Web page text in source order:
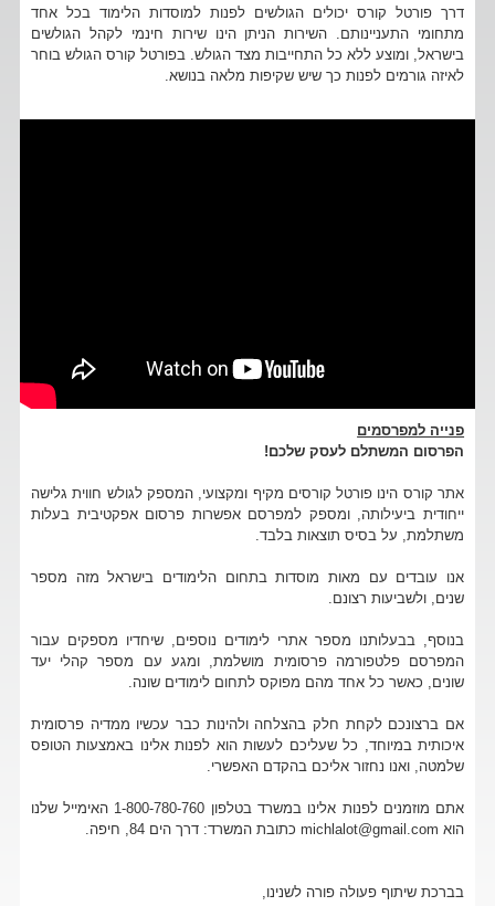
דרך פורטל קורס יכולים הגולשים לפנות למוסדות הלימוד בכל אחד
מתחומי התעניינותם. השירות הניתן הינו שירות חינמי לקהל הגולשים
בישראל, ומוצע ללא כל התחייבות מצד הגולש. בפורטל קורס הגולש בוחר
לאיזה גורמים לפנות כך שיש שקיפות מלאה בנושא.
פנייה למפרסמים
הפרסום המשתלם לעסק שלכם!
אתר קורס הינו פורטל קורסים מקיף ומקצועי, המספק לגולש חווית גלישה
ייחודית ביעילותה, ומספק למפרסם אפשרות פרסום אפקטיבית בעלות
משתלמת, על בסיס תוצאות בלבד.
אנו עובדים עם מאות מוסדות בתחום הלימודים בישראל מזה מספר
שנים, ולשביעות רצונם.
בנוסף, בבעלותנו מספר אתרי לימודים נוספים, שיחדיו מספקים עבור
המפרסם פלטפורמה פרסומית מושלמת, ומגע עם מספר קהלי יעד
שונים, כאשר כל אחד מהם מפוקס לתחום לימודים שונה.
אם ברצונכם לקחת חלק בהצלחה ולהינות כבר עכשיו ממדיה פרסומית
איכותית במיוחד, כל שעליכם לעשות הוא לפנות אלינו באמצעות הטופס
שלמטה, ואנו נחזור אליכם בהקדם האפשרי.
אתם מוזמנים לפנות אלינו במשרד בטלפון 1-800-780-760 האימייל שלנו
הוא michlalot@gmail.com כתובת המשרד: דרך הים 84, חיפה.
בברכת שיתוף פעולה פורה לשנינו,